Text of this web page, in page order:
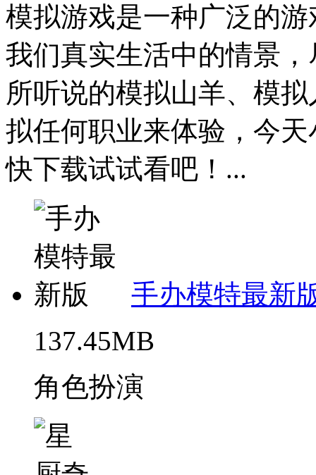
模拟游戏是一种广泛的
我们真实生活中的情景
所听说的模拟山羊、模
拟任何职业来体验，今
快下载试试看吧！...
手办模特最新
137.45MB
角色扮演